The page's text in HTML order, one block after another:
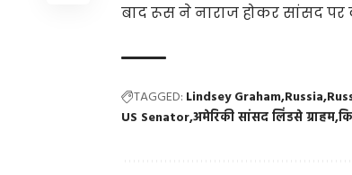
बाद रूस ने नाराज होकर सांसद पर
TAGGED: Lindsey Graham Russia
US Senatorअमेरिकी सांसद लिंडसे ग्राहम